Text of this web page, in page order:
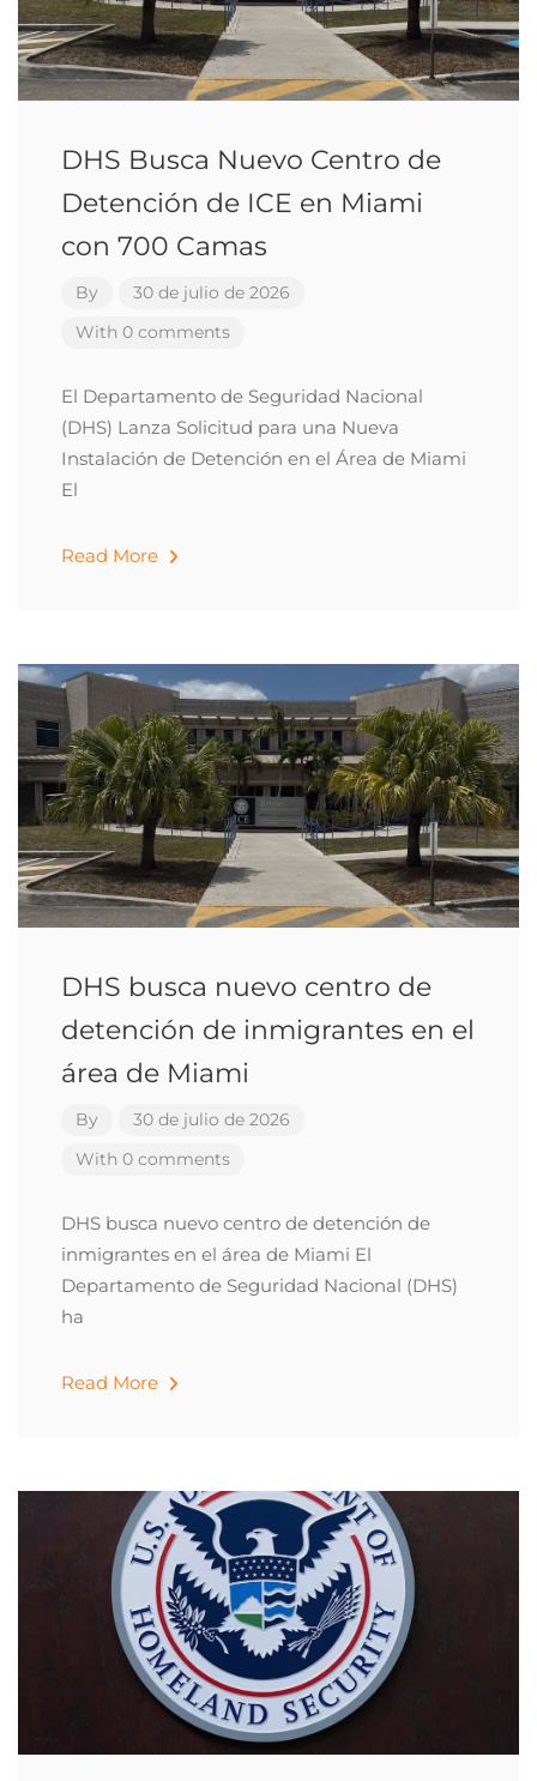
DHS Busca Nuevo Centro de
Detención de ICE en Miami
con 700 Camas
By
30 de julio de 2026
With 0 comments
El Departamento de Seguridad Nacional
(DHS) Lanza Solicitud para una Nueva
Instalación de Detención en el Área de Miami
El
Read More
DHS busca nuevo centro de
detención de inmigrantes en el
área de Miami
By
30 de julio de 2026
With 0 comments
DHS busca nuevo centro de detención de
inmigrantes en el área de Miami El
Departamento de Seguridad Nacional (DHS)
ha
Read More